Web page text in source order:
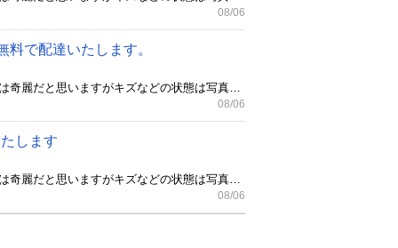
08/06
で配達いたします。
動作確認済みです。 簡易清掃してますが中古品にご理解ある方のご購入よろしくお願い致します。 全体的には奇麗だと思いますがキズなどの状態は写真でご確認ください。 安佐南区内でしたお日にち時間帯が合えば家の前まで無料で配達いたします。 よろしくお願いいたします。 それ以外の地域の方で配達ご希望の方は3000円～配達いたしますのでお気軽にお問い合わせください。 当方買取などもしています。 アウトドア用品 釣り具 時計 家電 バイク 壊れたもの 片付け整理 遺品整理 スクラップ品などなんでもお気軽にお問い合わせください。 買い取れるものはなんでも買い取ります。 買取価格には自信あります。 お気軽にお問い合わせください。 古い冷蔵庫や洗濯機などの処分もお気軽にご相談下さい。 【コンパクトながらも大容量】コンパクト設計ながらも満足の大容量でたくさん買い物をしてしっかり保存できます。 【冷蔵室87L】見た目以上にたっぷり収納が可能です。 【冷凍室30L】冷凍食品やアイスの箱など、かさばる食品も楽々収納! 【8段階の温度調節が可能】内容量に合わせて温度調整することでさらに省エネに! 商品の寸法 51.1奥行き x 47幅 x 114高さ cm ブランド MAXZEN 容量 117 L 色 ガンメタリック 特徴 コンパクト、省エネ、大容量 9083
08/06
します
動作確認済みです。 簡易清掃してますが中古品にご理解ある方のご購入よろしくお願い致します。 全体的には奇麗だと思いますがキズなどの状態は写真でご確認ください。 安佐南区内でしたお日にち時間帯が合えば家の前まで無料で配達いたします。 よろしくお願いいたします。 それ以外の地域の方で配達ご希望の方は3000円～配達いたしますのでお気軽にお問い合わせください。 当方買取などもしています。 アウトドア用品 釣り具 時計 家電 バイク 壊れたもの 片付け整理 遺品整理 スクラップ品などなんでもお気軽にお問い合わせください。 買い取れるものはなんでも買い取ります。 買取価格には自信あります。 お気軽にお問い合わせください。 古い冷蔵庫や洗濯機などの処分もお気軽にご相談下さい。 ニトリ2024年製 2ドア冷蔵庫 グラシア106 NTR-106 106L 冷蔵室が73L、冷凍室が33Lの「2ドア冷蔵庫 グラシア106 NTR-106」 トップテーブルの耐熱温度は100℃、耐荷重は30kg。オーブンレンジを置くことができる。 全定格内容積106L、冷蔵室73L、冷凍室33L。 本体サイズは474×487×1,131(幅×奥行き×高さ)mm、 重量は約30kg。 年間消費電力量は268kWh/年。 ※ジモティー様 こちらの商品は複数商品です。 同じモデルのものがあり掲載しています。 削除した商品の掲載ではありません。 6083.5
08/06